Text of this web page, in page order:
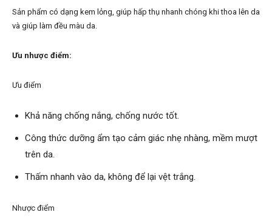
Sản phẩm có dạng kem lỏng, giúp hấp thụ nhanh chóng khi thoa lên da
và giúp làm đều màu da.
Ưu nhược điểm:
Ưu điểm
Khả năng chống nắng, chống nước tốt.
Công thức dưỡng ẩm tạo cảm giác nhẹ nhàng, mềm mượt
trên da.
Thấm nhanh vào da, không để lại vệt trắng.
Nhược điểm